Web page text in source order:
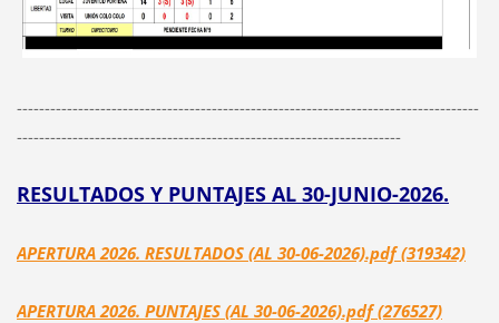
-----------------------------------------------------------------------------------
---------------------------------------------------------------------
RESULTADOS Y PUNTAJES AL 30-JUNIO-2026.
APERTURA 2026. RESULTADOS (AL 30-06-2026).pdf (319342)
APERTURA 2026. PUNTAJES (AL 30-06-2026).pdf (276527)